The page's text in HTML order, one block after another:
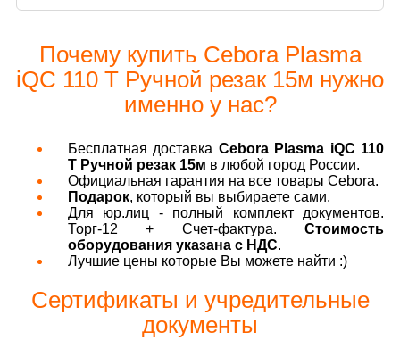
Почему купить Cebora Plasma
iQC 110 T Ручной резак 15м нужно
именно у нас?
Бесплатная доставка Cebora Plasma iQC 110
T Ручной резак 15м в любой город России.
Официальная гарантия на все товары Cebora.
Подарок, который вы выбираете сами.
Для юр.лиц - полный комплект документов.
Торг-12 + Счет-фактура. Стоимость
оборудования указана с НДС.
Лучшие цены которые Вы можете найти :)
Сертификаты и учредительные
документы